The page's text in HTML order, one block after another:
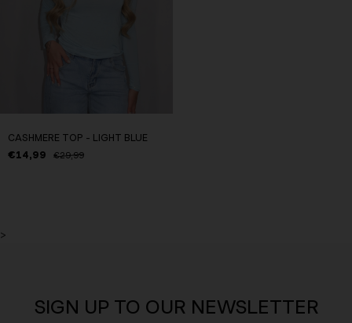
CASHMERE TOP - LIGHT BLUE
€14,99
€29,99
>
SIGN UP TO OUR NEWSLETTER